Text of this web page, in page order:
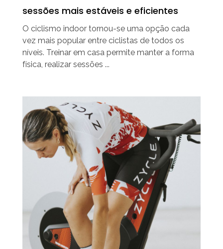
sessões mais estáveis e eficientes
O ciclismo indoor tornou-se uma opção cada
vez mais popular entre ciclistas de todos os
níveis. Treinar em casa permite manter a forma
física, realizar sessões ...